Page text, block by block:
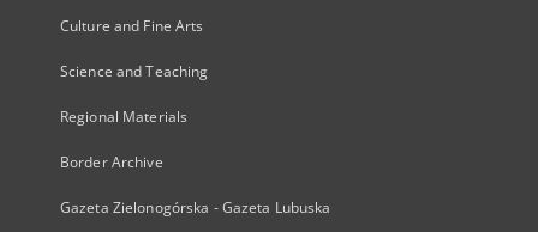
Culture and Fine Arts
Science and Teaching
Regional Materials
Border Archive
Gazeta Zielonogórska - Gazeta Lubuska